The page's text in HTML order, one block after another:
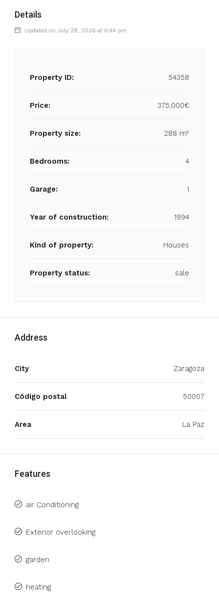
Details
Updated on July 28, 2026 at 6:44 pm
Property ID: 54358
Price: 375,000€
Property size: 288 m²
Bedrooms: 4
Garage: 1
Year of construction: 1994
Kind of property: Houses
Property status: sale
Address
City Zaragoza
Código postal 50007
Area La Paz
Features
air Conditioning
Exterior overlooking
garden
heating